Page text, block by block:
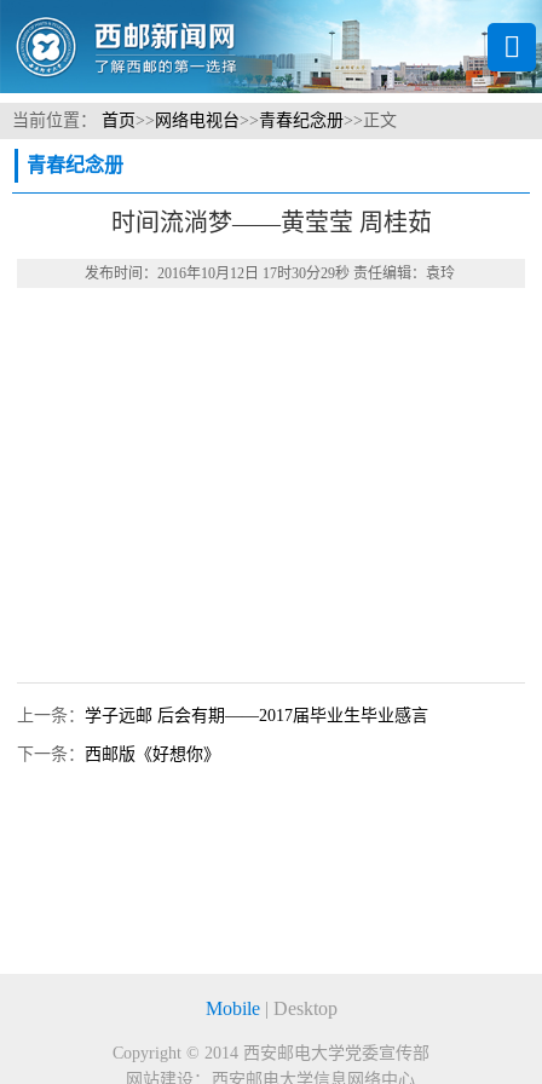
当前位置： 首页>> 网络电视台>>青春纪念册>> 正文
青春纪念册
时间流淌梦——黄莹莹 周桂茹
发布时间：2016年10月12日 17时30分29秒 责任编辑：袁玲
上一条： 学子远邮 后会有期——2017届毕业生毕业感言
下一条： 西邮版《好想你》
Mobile | Desktop
Copyright © 2014 西安邮电大学党委宣传部
网站建设：
西安邮电大学信息网络中心